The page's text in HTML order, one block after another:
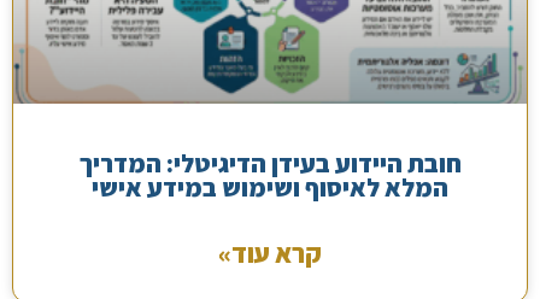
חובת היידוע בעידן הדיגיטלי: המדריך
המלא לאיסוף ושימוש במידע אישי
קרא עוד»